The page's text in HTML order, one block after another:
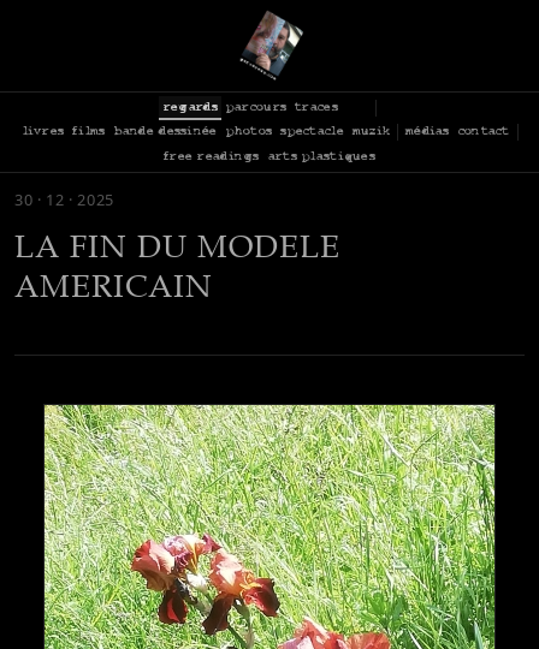
regards parcours
traces
livres
films bande dessinée photos spectacle muzik médias
contact
free readings
arts plastiques
30 · 12 · 2025
LA FIN DU MODELE
AMERICAIN